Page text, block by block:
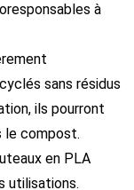
à
sans résidus
ils pourront
le compost.
en PLA
utilisations.